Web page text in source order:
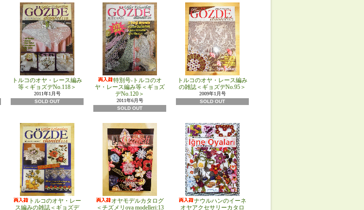
トルコのオヤ・レース編み
等＜ギョズデNo.118＞
2011年1月号
SOLD OUT
特別号-トルコのオ
ヤ・レース編み等＜ギョズ
デNo.120＞
2011年6月号
SOLD OUT
トルコのオヤ・レース編み
の雑誌＜ギョズデNo.95＞
2009年1月号
SOLD OUT
トルコのオヤ・レー
ス編みの雑誌＜ギョズデ
オヤモデルカタログ
＜チズメリoya modelleri:13
ナウルハンのイーネ
オヤアクセサリーカタロ